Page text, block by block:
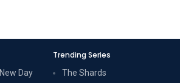
Day
Trending Series
The Shards